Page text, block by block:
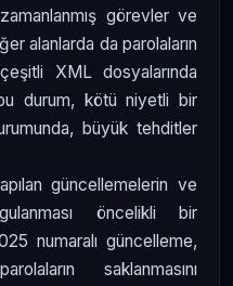
görevler ve
alanlarda da parolaların
XML dosyalarında
durum, kötü niyetli bir
büyük tehditler
güncellemelerin ve
öncelikli bir
numaralı güncelleme,
saklanmasını